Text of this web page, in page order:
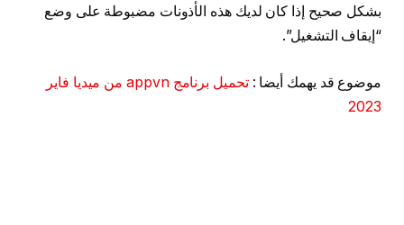
بشكل صحيح إذا كان لديك هذه الأذونات مضبوطة على وضع
“إيقاف التشغيل”.
موضوع قد يهمك أيضا :
تحميل برنامج appvn من ميديا فاير
2023